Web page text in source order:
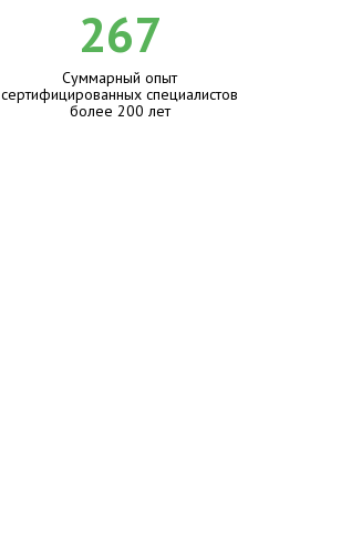
267
Суммарный опыт
сертифицированных специалистов
более 200 лет